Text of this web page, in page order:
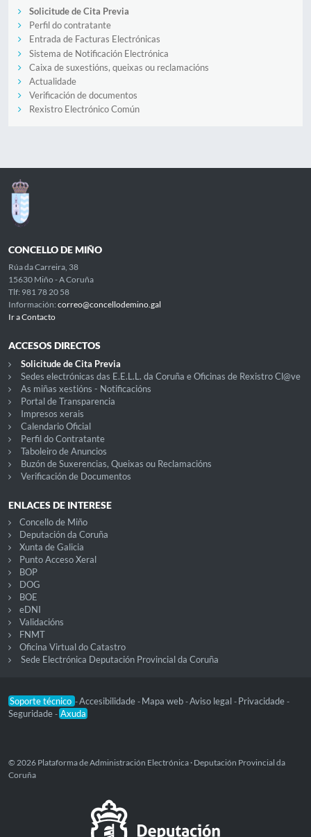
Solicitude de Cita Previa
Perfil do contratante
Entrada de Facturas Electrónicas
Sistema de Notificación Electrónica
Caixa de suxestións, queixas ou reclamacións
Actualidade
Verificación de documentos
Rexistro Electrónico Común
CONCELLO DE MIÑO
Rúa da Carreira, 38
15630 Miño - A Coruña
Tlf: 981 78 20 58
Información: correo@concellodemino.gal
Ir a Contacto
ACCESOS DIRECTOS
Solicitude de Cita Previa
Sedes electrónicas das E.E.L.L. da Coruña e Oficinas de Rexistro Cl@ve
As miñas xestións - Notificacións
Portal de Transparencia
Impresos xerais
Calendario Oficial
Perfil do Contratante
Taboleiro de Anuncios
Buzón de Suxerencias, Queixas ou Reclamacións
Verificación de Documentos
ENLACES DE INTERESE
Concello de Miño
Deputación da Coruña
Xunta de Galicia
Punto Acceso Xeral
BOP
DOG
BOE
eDNI
Validacións
FNMT
Oficina Virtual do Catastro
Sede Electrónica Deputación Provincial da Coruña
Soporte técnico -Accesibilidade - Mapa web -Aviso legal - Privacidade -
Seguridade - Axuda
© 2026 Plataforma de Administración Electrónica · Deputación Provincial da
Coruña